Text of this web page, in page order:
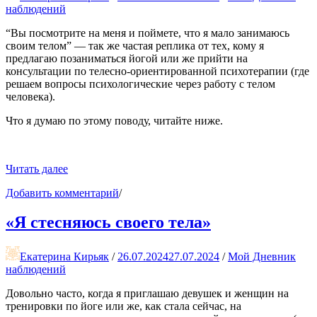
наблюдений
“Вы посмотрите на меня и поймете, что я мало занимаюсь
своим телом” — так же частая реплика от тех, кому я
предлагаю позаниматься йогой или же прийти на
консультации по телесно-ориентированной психотерапии (где
решаем вопросы психологические через работу с телом
человека).
Что я думаю по этому поводу, читайте ниже.
Читать далее««Я
занимаюсь
телом»»
Добавить комментарийк
«Я
мало
своим
/
«Я стесняюсь своего тела»
Екатерина Кирьяк / 26.07.202427.07.2024 / Мой Дневник
наблюдений
Довольно часто, когда я приглашаю девушек и женщин на
тренировки по йоге или же, как стала сейчас, на